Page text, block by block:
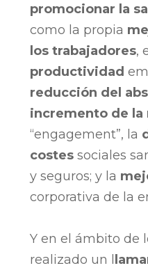
promocionar la
como la propia
los trabajadores,
productividad
reducción del
incremento de la
“engagement”, la
costessociales
y seguros; y la
corporativa de la
Y en el ámbito de
realizado un l